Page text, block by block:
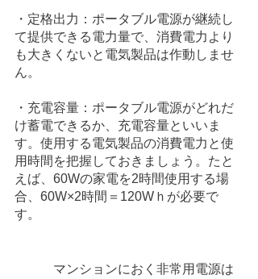
・定格出力：ポータブル電源が継続し
て提供できる電力量で、消費電力より
も大きくないと電気製品は作動しませ
ん。
・充電容量：ポータブル電源がどれだ
け蓄電できるか、充電容量といいま
す。使用する電気製品の消費電力と使
用時間を把握しておきましょう。たと
えば、60Wの家電を2時間使用する場
合、60W×2時間＝120Wｈが必要で
す。
マンションにおく非常用電源は